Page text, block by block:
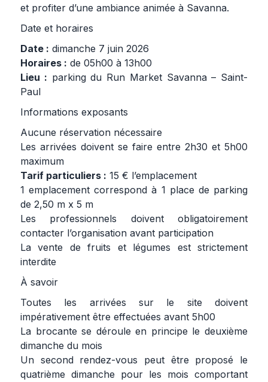
et profiter d’une ambiance animée à Savanna.
Date et horaires
Date : dimanche 7 juin 2026
Horaires : de 05h00 à 13h00
Lieu : parking du Run Market Savanna – Saint-
Paul
Informations exposants
Aucune réservation nécessaire
Les arrivées doivent se faire entre 2h30 et 5h00
maximum
Tarif particuliers : 15 € l’emplacement
1 emplacement correspond à 1 place de parking
de 2,50 m x 5 m
Les professionnels doivent obligatoirement
contacter l’organisation avant participation
La vente de fruits et légumes est strictement
interdite
À savoir
Toutes les arrivées sur le site doivent
impérativement être effectuées avant 5h00
La brocante se déroule en principe le deuxième
dimanche du mois
Un second rendez-vous peut être proposé le
quatrième dimanche pour les mois comportant